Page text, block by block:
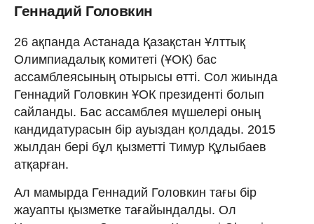
Геннадий Головкин
26 ақпанда Астанада Қазақстан Ұлттық
Олимпиадалық комитеті (ҰОК) бас
ассамблеясының отырысы өтті. Сол жиында
Геннадий Головкин ҰОК президенті болып
сайланды. Бас ассамблея мүшелері оның
кандидатурасын бір ауыздан қолдады. 2015
жылдан бері бұл қызметті Тимур Құлыбаев
атқарған.
Ал мамырда Геннадий Головкин тағы бір
жауапты қызметке тағайындалды. Ол